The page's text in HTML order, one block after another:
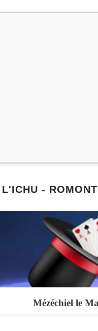
- ROMONT
Mézéchiel le